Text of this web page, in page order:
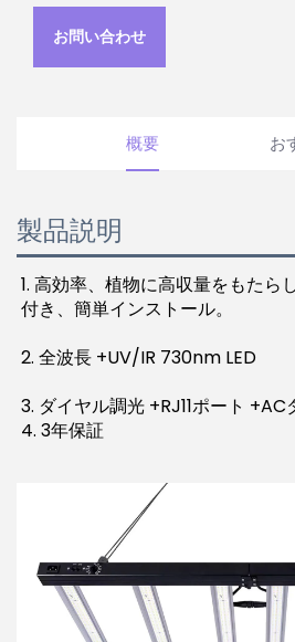
お問い合わせ
概要 お
製品説明
1. 高効率、植物に高収量をもたら
付き、簡単インストール。
2. 全波長 +UV/IR 730nm LED
3. ダイヤル調光 +RJ11ポート
4. 3年保証